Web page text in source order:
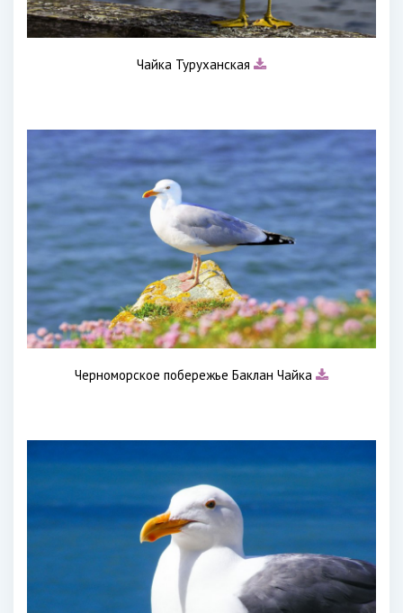
Чайка Туруханская
Черноморское побережье Баклан Чайка